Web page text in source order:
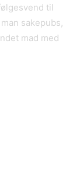
til
sakepubs,
mad med